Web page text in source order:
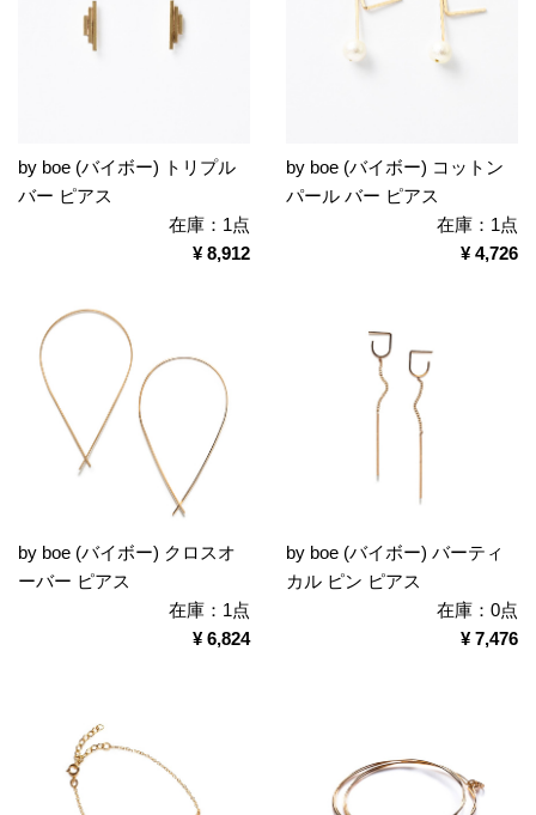
by boe (バイボー) トリプル
バー ピアス
在庫：1点
¥ 8,912
by boe (バイボー) コットン
パール バー ピアス
在庫：1点
¥ 4,726
by boe (バイボー) クロスオ
ーバー ピアス
在庫：1点
¥ 6,824
by boe (バイボー) バーティ
カル ピン ピアス
在庫：0点
¥ 7,476